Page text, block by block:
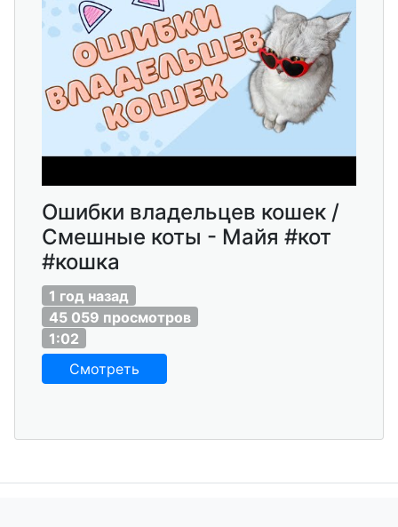
Ошибки владельцев кошек /
Смешные коты - Майя #кот
#кошка
1 год назад
45 059 просмотров
1:02
Смотреть